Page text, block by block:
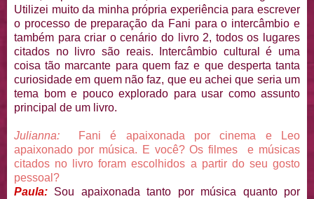
Utilizei muito da minha própria experiência para escrever
o processo de preparação da Fani para o intercâmbio e
também para criar o cenário do livro 2, todos os lugares
citados no livro são reais. Intercâmbio cultural é uma
coisa tão marcante para quem faz e que desperta tanta
curiosidade em quem não faz, que eu achei que seria um
tema bom e pouco explorado para usar como assunto
principal de um livro.
Julianna: Fani é apaixonada por cinema e Leo
apaixonado por música. E você? Os filmes e músicas
citados no livro foram escolhidos a partir do seu gosto
pessoal?
Paula: Sou apaixonada tanto por música quanto por